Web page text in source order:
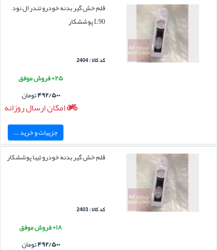
قلم خش گیر بدنه خودرو تندر ال نود
L90 پوششکار
کد کالا : 2404
۲۵+ فروش موفق
۴۹۲/۵۰۰تومان
امکان ارسال روزانه
جزییات و خرید ...
قلم خش گیر بدنه خودرو تیبا پوششکار
کد کالا : 2403
۱۸+ فروش موفق
۴۹۲/۵۰۰تومان